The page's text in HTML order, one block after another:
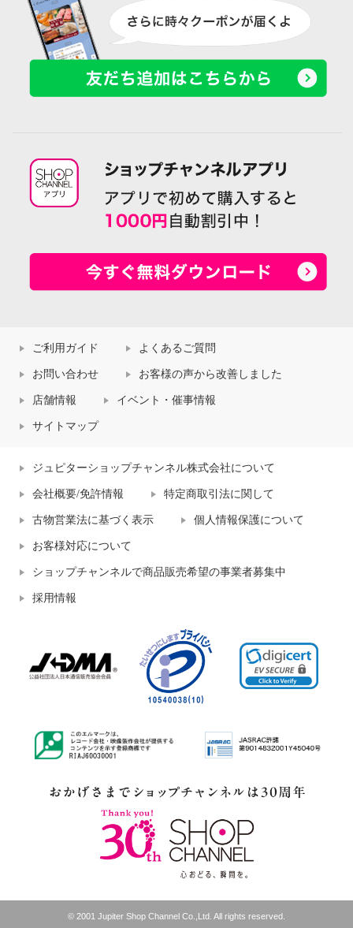
ご利用ガイド よくあるご質問
お問い合わせ お客様の声から改善しました
店舗情報 イベント・催事情報
サイトマップ
ジュピターショップチャンネル株式会社について
会社概要/免許情報 特定商取引法に関して
古物営業法に基づく表示 個人情報保護について
お客様対応について
ショップチャンネルで商品販売希望の事業者募集中
採用情報
© 2001 Jupiter Shop Channel Co.,Ltd. All rights reserved.